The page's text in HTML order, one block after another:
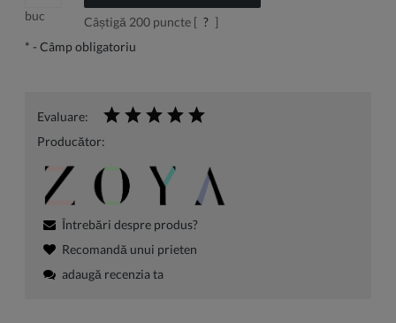
buc
Câștigă 200puncte [ ? ]
* - Câmp obligatoriu
Evaluare:
Producător:
Întrebări despre produs?
Recomandă unui prieten
adaugă recenzia ta